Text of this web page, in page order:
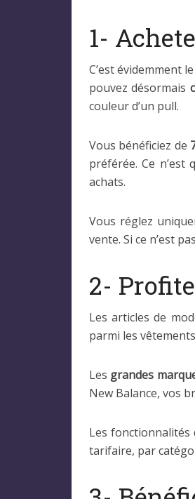
1-
C’est évidemment
pouvez désormais
couleur d’un pull.
Vous bénéficiez de
préférée. Ce
achats.
Vous réglez
vente. Si ce n’est
2-
Les articles de
parmi les
Les grandes
New Balance, vos
Les
tarifaire, par